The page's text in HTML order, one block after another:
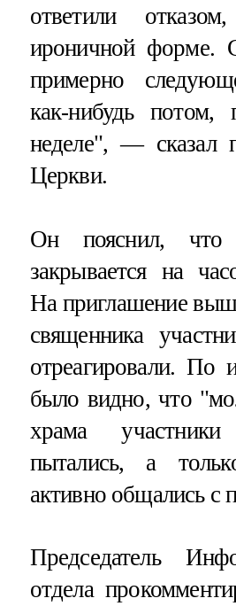
ответили
ироничной форме.
примерно
как-нибудь потом,
неделе", — сказал
Церкви.
Он пояснил,
закрывается на
На приглашение
священника
отреагировали. По
было видно, что
храма
пытались, а
активно общались с
Председатель
отдела